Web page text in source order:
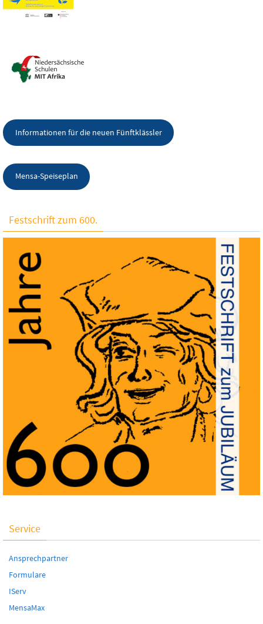
Informationen für die neuen Fünftklässler
Mensa-Speiseplan
Festschrift zum 600.
Service
Ansprechpartner
Formulare
IServ
MensaMax